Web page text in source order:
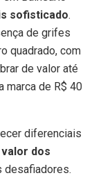
sofisticado.
de grifes
quadrado, com
de valor até
marca de R$ 40
diferenciais
dos
desafiadores.